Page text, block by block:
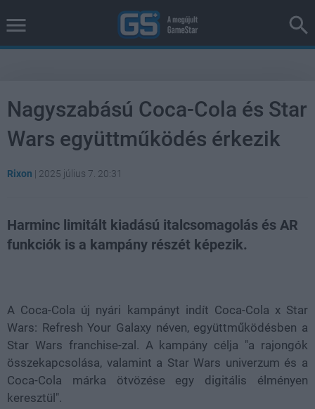
Nagyszabású Coca-Cola és Star
Wars együttműködés érkezik
Rixon | 2025 július 7. 20:31
Harminc limitált kiadású italcsomagolás és AR
funkciók is a kampány részét képezik.
A Coca-Cola új nyári kampányt indít Coca-Cola x Star
Wars: Refresh Your Galaxy néven, együttműködésben a
Star Wars franchise-zal. A kampány célja "a rajongók
összekapcsolása, valamint a Star Wars univerzum és a
Coca-Cola márka ötvözése egy digitális élményen
keresztül".